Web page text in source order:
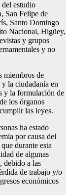
del estudio
San Felipe de
Santo Domingo
Nacional, Higüey,
y grupos
y no
miembros de
la ciudadanía en
y la formulación de
los órganos
las leyes.
ha estado
por causa del
durante esta
de algunas
debido a las
de trabajo y/o
económicos